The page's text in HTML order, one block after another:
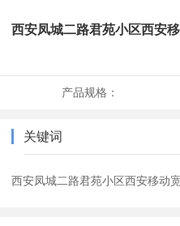
西安凤城二路君苑小区西安
产品规格：
关键词
西安凤城二路君苑小区西安移动